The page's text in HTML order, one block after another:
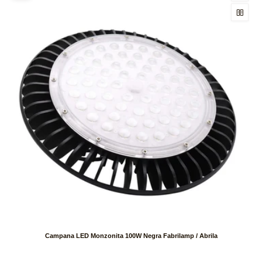
Campana LED Monzonita 100W Negra Fabrilamp / Abrila